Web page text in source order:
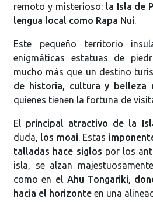
remoto y misterioso: la Isla de
lengua local como Rapa Nui.
Este pequeño territorio
enigmáticas estatuas de
mucho más que un destino
de historia, cultura y belleza
quienes tienen la fortuna de
El principal atractivo de la
duda, los moai. Estas
talladas hace siglos por los
isla, se alzan
como en el Ahu Tongariki,
hacia el horizonte en una